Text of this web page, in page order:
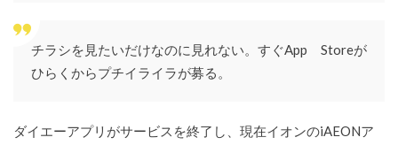
チラシを見たいだけなのに見れない。すぐApp Storeが
ひらくからプチイライラが募る。
ダイエーアプリがサービスを終了し、現在イオンのiAEONア